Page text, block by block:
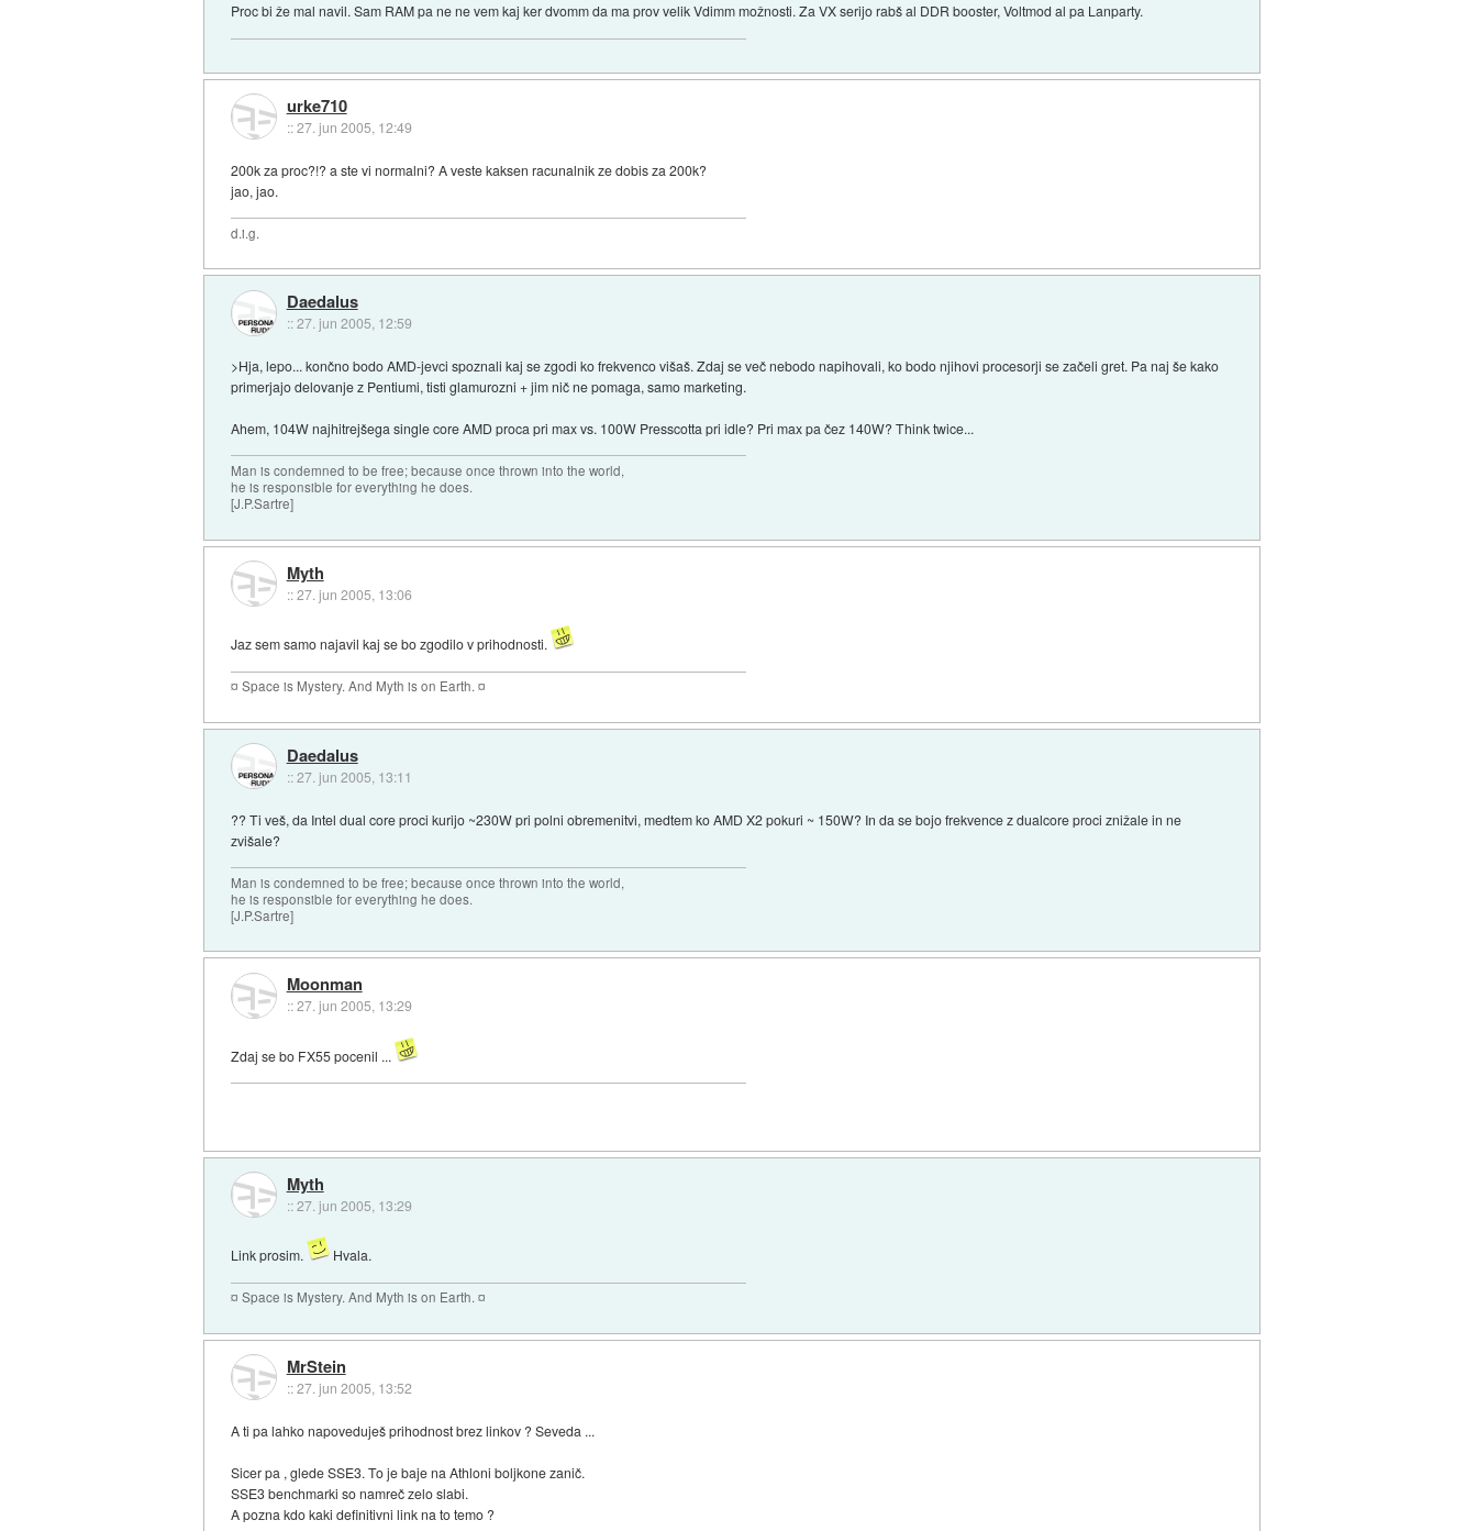
Proc bi že mal navil. Sam RAM pa ne ne vem kaj ker dvomm da ma prov velik Vdimm možnosti. Za VX serijo rabš al DDR booster, Voltmod al pa Lanparty.
urke710
::27. jun 2005, 12:49
200k za proc?!? a ste vi normalni? A veste kaksen racunalnik ze dobis za 200k?
jao, jao.
d.i.g.
Daedalus
::27. jun 2005, 12:59
>Hja, lepo... končno bodo AMD-jevci spoznali kaj se zgodi ko frekvenco višaš. Zdaj se več nebodo napihovali, ko bodo njihovi procesorji se začeli gret. Pa naj še kako
primerjajo delovanje z Pentiumi, tisti glamurozni + jim nič ne pomaga, samo marketing.
Ahem, 104W najhitrejšega single core AMD proca pri max vs. 100W Presscotta pri idle? Pri max pa čez 140W? Think twice...
Man is condemned to be free; because once thrown into the world,
he is responsible for everything he does.
[J.P.Sartre]
Myth
::27. jun 2005, 13:06
Jaz sem samo najavil kaj se bo zgodilo v prihodnosti.
¤ Space is Mystery. And Myth is on Earth. ¤
Daedalus
::27. jun 2005, 13:11
?? Ti veš, da Intel dual core proci kurijo ~230W pri polni obremenitvi, medtem ko AMD X2 pokuri ~ 150W? In da se bojo frekvence z dualcore proci znižale in ne
zvišale?
Man is condemned to be free; because once thrown into the world,
he is responsible for everything he does.
[J.P.Sartre]
Moonman
::27. jun 2005, 13:29
Zdaj se bo FX55 pocenil ...
Myth
::27. jun 2005, 13:29
Link prosim. Hvala.
¤ Space is Mystery. And Myth is on Earth. ¤
MrStein
::27. jun 2005, 13:52
A ti pa lahko napoveduješ prihodnost brez linkov ? Seveda ...
Sicer pa , glede SSE3. To je baje na Athloni boljkone zanič.
SSE3 benchmarki so namreč zelo slabi.
A pozna kdo kaki definitivni link na to temo ?